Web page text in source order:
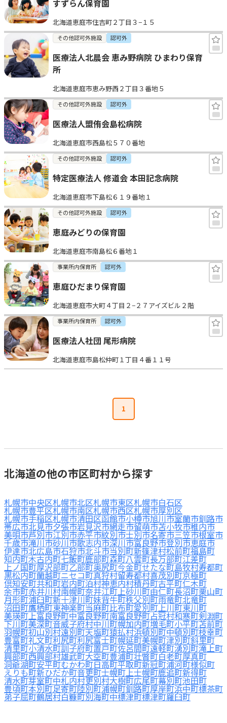
すずらん保育園
北海道恵庭市住吉町２丁目３−１５
その他認可外施設 認可外
医療法人北晨会 恵み野病院 ひまわり保育
所
北海道恵庭市恵み野西２丁目３番地５
その他認可外施設 認可外
医療法人盟侑会島松病院
北海道恵庭市西島松５７０番地
その他認可外施設 認可外
特定医療法人 修道会 本田記念病院
北海道恵庭市下島松６１９番地１
その他認可外施設 認可外
恵庭みどりの保育園
北海道恵庭市南島松６番地１
事業所内保育所 認可外
恵庭ひだまり保育園
北海道恵庭市大町４丁目２−２７アイズビル２階
事業所内保育所 認可外
医療法人社団 尾形病院
北海道恵庭市島松仲町１丁目４番１１号
1
北海道の他の市区町村から探す
札幌市中央区札幌市北区札幌市東区札幌市白石区
札幌市豊平区札幌市南区札幌市西区札幌市厚別区
札幌市手稲区札幌市清田区函館市小樽市旭川市室蘭市釧路市
帯広市北見市夕張市岩見沢市網走市留萌市苫小牧市稚内市
美唄市芦別市江別市赤平市紋別市士別市名寄市三笠市根室市
千歳市滝川市砂川市歌志内市深川市富良野市登別市恵庭市
伊達市北広島市石狩市北斗市当別町新篠津村松前町福島町
知内町木古内町七飯町鹿部町森町八雲町長万部町江差町
上ノ国町厚沢部町乙部町奥尻町今金町せたな町島牧村寿都町
黒松内町蘭越町ニセコ町真狩村留寿都村喜茂別町京極町
倶知安町共和町岩内町泊村神恵内村積丹町古平町仁木町
余市町赤井川村南幌町奈井江町上砂川町由仁町長沼町栗山町
月形町浦臼町新十津川町妹背牛町秩父別町雨竜町北竜町
沼田町鷹栖町東神楽町当麻町比布町愛別町上川町東川町
美瑛町上富良野町中富良野町南富良野町占冠村和寒町剣淵町
下川町美深町音威子府村中川町幌加内町増毛町小平町苫前町
羽幌町初山別村遠別町天塩町猿払村浜頓別町中頓別町枝幸町
豊富町礼文町利尻町利尻富士町幌延町美幌町津別町斜里町
清里町小清水町訓子府町置戸町佐呂間町遠軽町湧別町滝上町
興部町西興部村雄武町大空町豊浦町壮瞥町白老町厚真町
洞爺湖町安平町むかわ町日高町平取町新冠町浦河町様似町
えりも町新ひだか町音更町士幌町上士幌町鹿追町新得町
清水町芽室町中札内村更別村大樹町広尾町幕別町池田町
豊頃町本別町足寄町陸別町浦幌町釧路町厚岸町浜中町標茶町
弟子屈町鶴居村白糠町別海町中標津町標津町羅臼町